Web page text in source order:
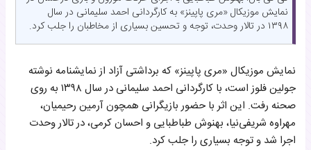
نمایش موزیکال «مری پاپینز» به کارگردانی احمد سلیمانی در سال
۱۳۹۸ در تالار وحدت، توجه و تحسین بسیاری از مخاطبان را جلب کرد.
نمایش موزیکال «مری پاپینز» که برداشتی آزاد از نمایشنامه نوشته
جولین فلوز است، با کارگردانی احمد سلیمانی در سال ۱۳۹۸ به روی
صحنه رفت. این اثر با حضور بازیگرانی همچون آرمین رحیمیان،
مهراوه شریفی‌نیا، بهنوش طباطبایی و احسان کرمی، در تالار وحدت
اجرا شد و توجه بسیاری را جلب کرد.